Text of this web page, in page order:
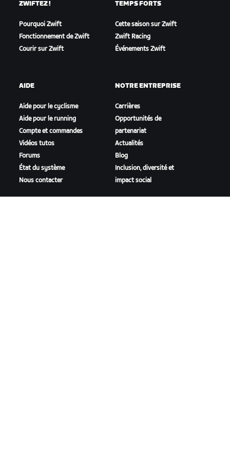
ZWIFTEZ !
Pourquoi Zwift
Fonctionnement de Zwift
Courir sur Zwift
TEMPS FORTS
Cette saison sur Zwift
Zwift Racing
Événements Zwift
AIDE
Aide pour le cyclisme
Aide pour le running
Compte et commandes
Vidéos tutos
Forums
État du système
Nous contacter
NOTRE ENTREPRISE
Carrières
Opportunités de
partenariat
Actualités
Blog
Inclusion, diversité et
impact social